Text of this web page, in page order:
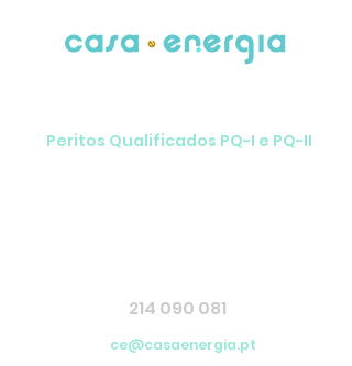
214 090 081
ce@casaenergia.pt
Peritos Qualificados PQ-I e PQ-II